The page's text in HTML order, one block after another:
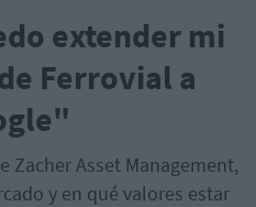
extender mi
Ferrovial a
Zacher Asset Management,
y en qué valores estar